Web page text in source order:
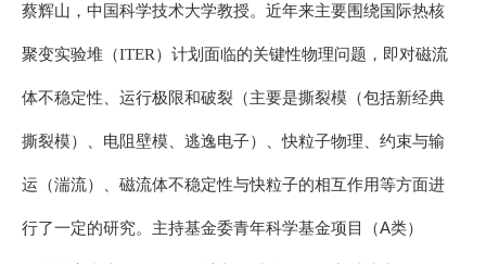
蔡辉山， 中国科学技术大学教授。 近年来主要围绕国际热核
聚变实验堆（ITER）计划面临的关键性物理问题，即对磁流
体不稳定性、运行极限和破裂（主要是撕裂模（包括新经典
撕裂模）、电阻壁模、逃逸电子）、快粒子物理、约束与输
运（湍流）、磁流体不稳定性与快粒子的相互作用等方面进
行了一定的研究。主持基金委青年科学基金项目（A类）